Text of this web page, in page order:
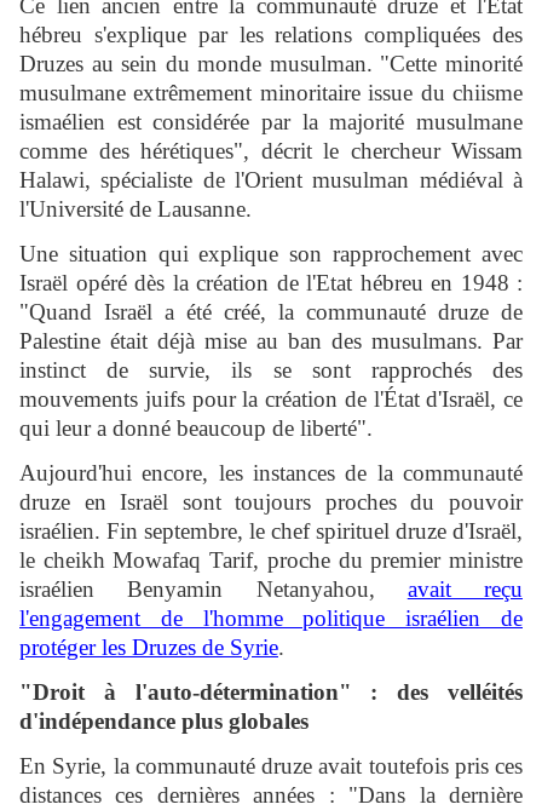
Ce lien ancien entre la communauté druze et l'Etat
hébreu s'explique par les relations compliquées des
Druzes au sein du monde musulman. "Cette minorité
musulmane extrêmement minoritaire issue du chiisme
ismaélien est considérée par la majorité musulmane
comme des hérétiques", décrit le chercheur Wissam
Halawi, spécialiste de l'Orient musulman médiéval à
l'Université de Lausanne.
Une situation qui explique son rapprochement avec
Israël opéré dès la création de l'Etat hébreu en 1948 :
"Quand Israël a été créé, la communauté druze de
Palestine était déjà mise au ban des musulmans. Par
instinct de survie, ils se sont rapprochés des
mouvements juifs pour la création de l'État d'Israël, ce
qui leur a donné beaucoup de liberté".
Aujourd'hui encore, les instances de la communauté
druze en Israël sont toujours proches du pouvoir
israélien. Fin septembre, le chef spirituel druze d'Israël,
le cheikh Mowafaq Tarif, proche du premier ministre
israélien Benyamin Netanyahou, avait reçu
l'engagement de l'homme politique israélien de
protéger les Druzes de Syrie.
"Droit à l'auto-détermination" : des velléités
d'indépendance plus globales
En Syrie, la communauté druze avait toutefois pris ces
distances ces dernières années : "Dans la dernière